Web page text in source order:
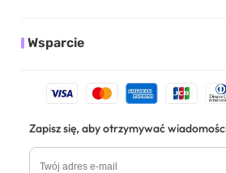
Wsparcie
Zapisz się, aby otrzymywać